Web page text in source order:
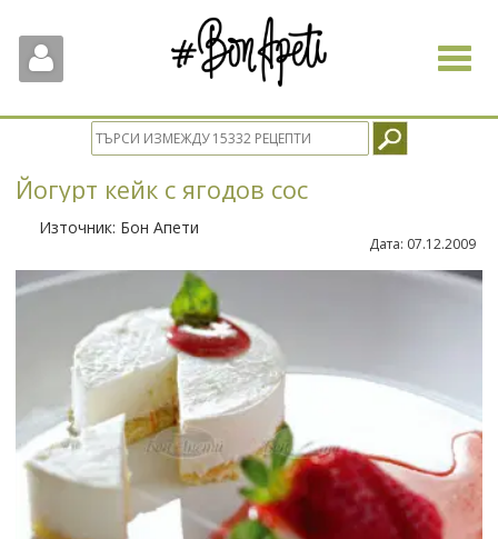
Toggle
Йогурт кейк с ягодов сос
Източник: Бон Апети
Дата: 07.12.2009